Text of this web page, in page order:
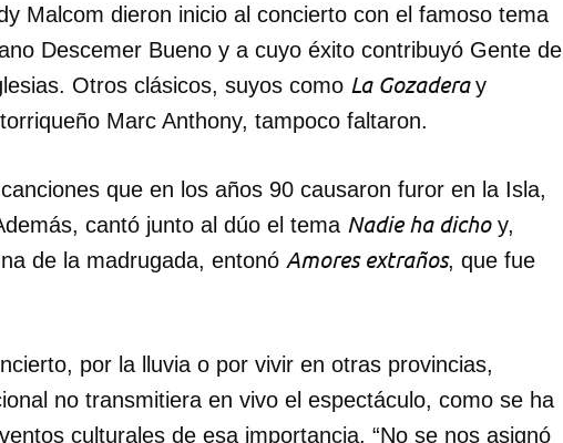
Malcom dieron inicio al concierto con el famoso tema
Descemer Bueno y a cuyo éxito contribuyó Gente de
Otros clásicos, suyos como La Gozaderay
Marc Anthony, tampoco faltaron.
que en los años 90 causaron furor en la Isla,
cantó junto al dúo el tema Nadie ha dichoy,
de la madrugada, entonó Amores extraños, que fue
por la lluvia o por vivir en otras provincias,
no transmitiera en vivo el espectáculo, como se ha
culturales de esa importancia. “No se nos asignó